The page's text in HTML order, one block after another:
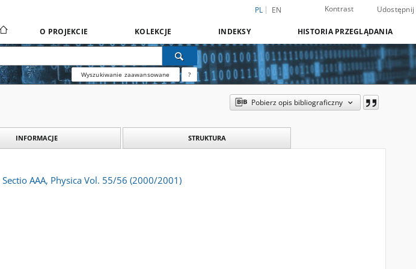
PL EN Kontrast Udostępnij
O PROJEKCIE KOLEKCJE INDEKSY HISTORIA PRZEGLĄDANIA
Wyszukiwanie zaawansowane ?
Pobierz opis bibliograficzny
INFORMACJE STRUKTURA
AAA, Physica Vol. 55/56 (2000/2001)